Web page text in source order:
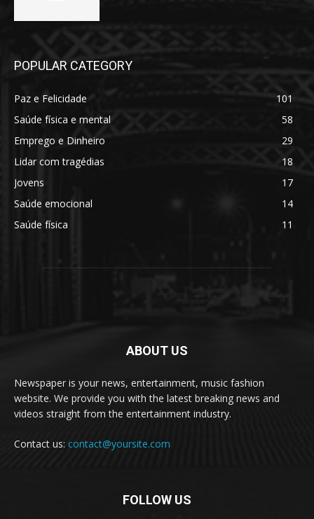
POPULAR CATEGORY
Paz e Felicidade
101
Saúde física e mental
58
Emprego e Dinheiro
29
Lidar com tragédias
18
Jovens
17
Saúde emocional
14
Saúde física
11
ABOUT US
Newspaper is your news, entertainment, music fashion
website. We provide you with the latest breaking news and
videos straight from the entertainment industry.
Contact us: contact@yoursite.com
FOLLOW US